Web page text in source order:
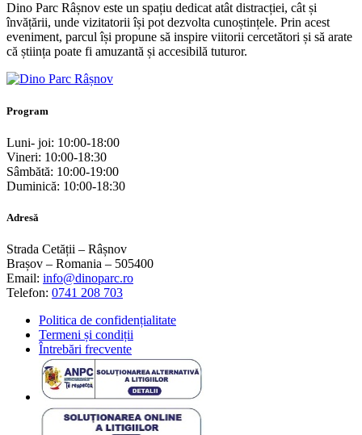
Dino Parc Râșnov este un spațiu dedicat atât distracției, cât și
învățării, unde vizitatorii își pot dezvolta cunoștințele. Prin acest
eveniment, parcul își propune să inspire viitorii cercetători și să arate
că știința poate fi amuzantă și accesibilă tuturor.
Program
Luni- joi: 10:00-18:00
Vineri: 10:00-18:30
Sâmbătă: 10:00-19:00
Duminică: 10:00-18:30
Adresă
Strada Cetății – Râșnov
Brașov – Romania – 505400
Email: info@dinoparc.ro
Telefon: 0741 208 703
Politica de confidențialitate
Termeni și condiții
Întrebări frecvente